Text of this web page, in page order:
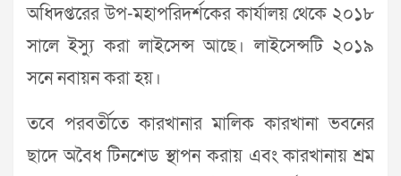
অধিদপ্তরের উপ-মহাপরিদর্শকের কার্যালয় থেকে ২০১৮
সালে ইস্যু করা লাইসেন্স আছে। লাইসেন্সটি ২০১৯
সনে নবায়ন করা হয়।
তবে পরবর্তীতে কারখানার মালিক কারখানা ভবনের
ছাদে অবৈধ টিনশেড স্থাপন করায় এবং কারখানায় শ্রম